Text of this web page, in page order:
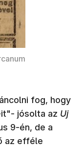
fog, hogy
jósolta az Uj
9-én, de a
az efféle